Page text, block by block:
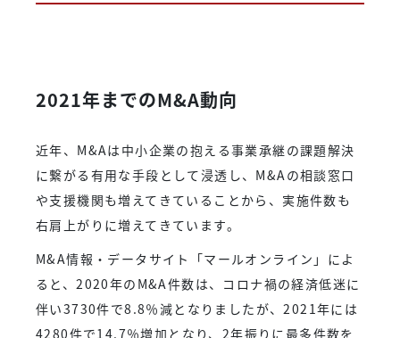
2021年までのM&A動向
近年、M&Aは中小企業の抱える事業承継の課題解決
に繋がる有用な手段として浸透し、M&Aの相談窓口
や支援機関も増えてきていることから、実施件数も
右肩上がりに増えてきています。
M&A情報・データサイト「マールオンライン」によ
ると、2020年のM&A件数は、コロナ禍の経済低迷に
伴い3730件で8.8％減となりましたが、2021年には
4280件で14.7％増加となり、2年振りに最多件数を